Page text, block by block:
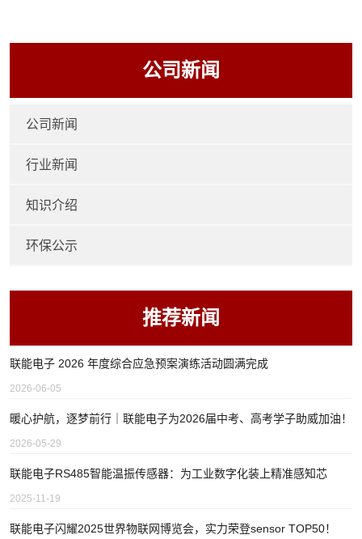
公司新闻
公司新闻
行业新闻
知识介绍
环保公示
推荐新闻
联能电子 2026 年度综合应急预案演练活动圆满完成
2026-06-05
暖心护航，逐梦前行｜联能电子为2026届中考、高考学子助威加油！
2026-05-29
联能电子RS485智能温振传感器：为工业数字化装上精准感知芯
2025-11-19
联能电子闪耀2025世界物联网博览会，实力荣登sensor TOP50！